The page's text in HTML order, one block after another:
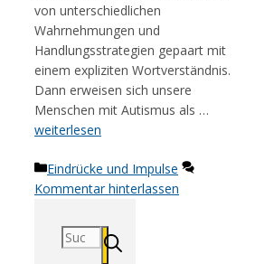
von unterschiedlichen
Wahrnehmungen und
Handlungsstrategien gepaart mit
einem expliziten Wortverständnis.
Dann erweisen sich unsere
Menschen mit Autismus als …
weiterlesen
Kategorien
Eindrücke und Impulse
Kommentar hinterlassen
Suchen
nach: